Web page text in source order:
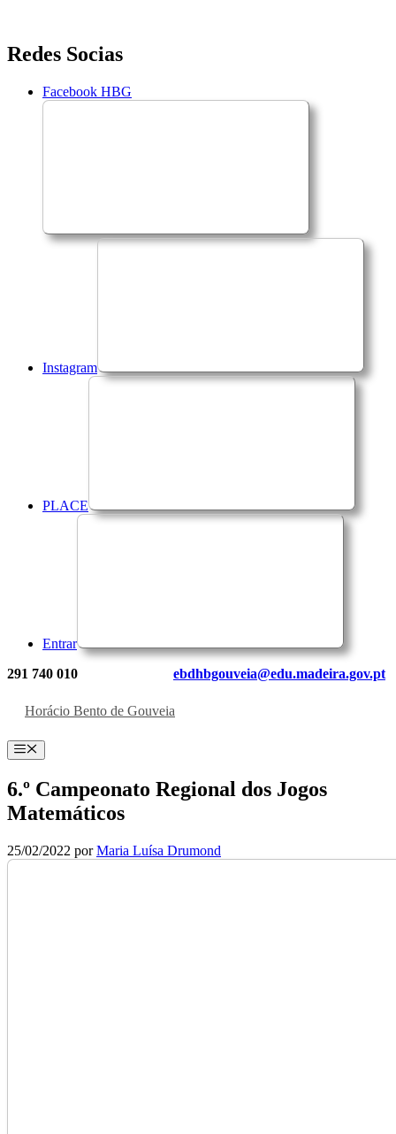
Saltar
para
conteúdo
Redes Socias
Facebook HBG
Instagram
PLACE
Entrar
291 740 010 ebdhbgouveia@edu.madeira.gov.pt
Horácio Bento de Gouveia
Menu
6.º Campeonato Regional dos Jogos
Matemáticos
25/02/2022 porMaria Luísa Drumond